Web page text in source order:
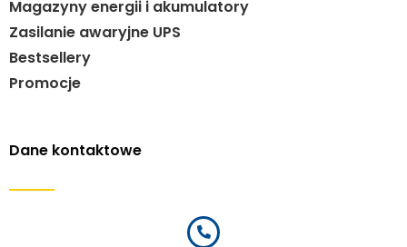
Magazyny energii i akumulatory
Zasilanie awaryjne UPS
Bestsellery
Promocje
Dane kontaktowe